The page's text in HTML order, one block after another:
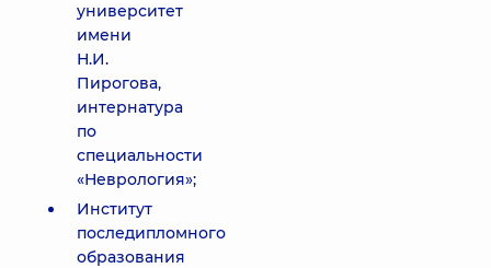
университет
имени
Н.И.
Пирогова,
интернатура
по
специальности
«Неврология»;
Институт
последипломного
образования